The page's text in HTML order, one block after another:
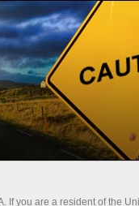
If you are a resident of the